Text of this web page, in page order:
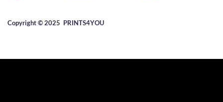
Copyright © 2025 ​PRINTS4YOU